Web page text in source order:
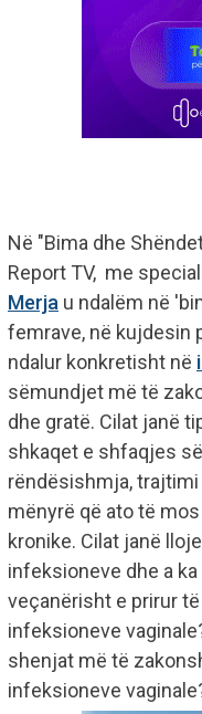
Në "Bima dhe
Report TV, me
Merja u ndalëm në
femrave, në kujdesin
ndalur konkretisht në
sëmundjet më të
dhe gratë. Cilat janë
shkaqet e shfaqjes
rëndësishmja,
mënyrë që ato të
kronike. Cilat janë
infeksioneve dhe a
veçanërisht e prirur
infeksioneve
shenjat më të
infeksioneve